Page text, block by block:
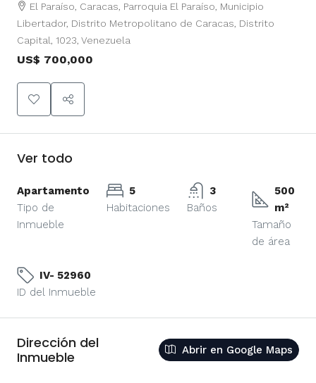
El Paraíso, Caracas, Parroquia El Paraíso, Municipio
Libertador, Distrito Metropolitano de Caracas, Distrito
Capital, 1023, Venezuela
US$ 700,000
Ver todo
Apartamento
Tipo de
Inmueble
5
Habitaciones
3
Baños
500
m²
Tamaño
de área
IV- 52960
ID del Inmueble
Dirección del
Inmueble
Abrir en Google Maps